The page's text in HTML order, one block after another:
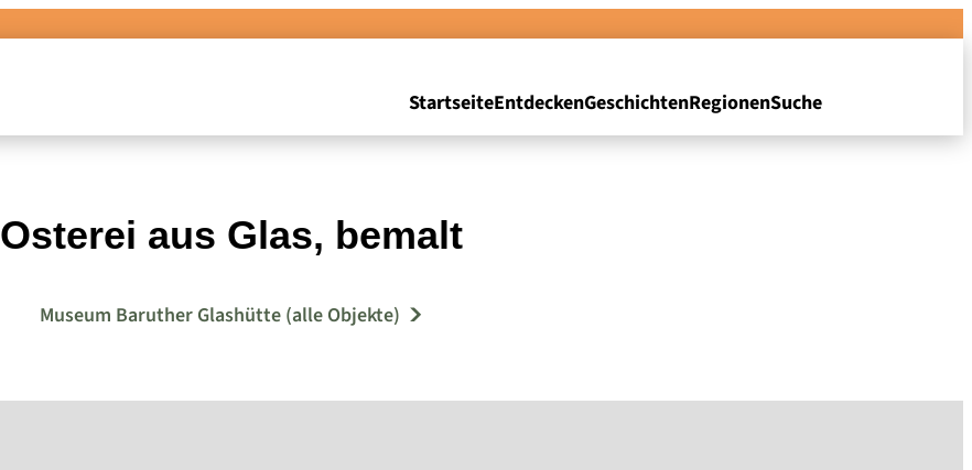
StartseiteEntdeckenGeschichtenRegionenSuche
Osterei aus Glas, bemalt
Museum Baruther Glashütte (alle Objekte)